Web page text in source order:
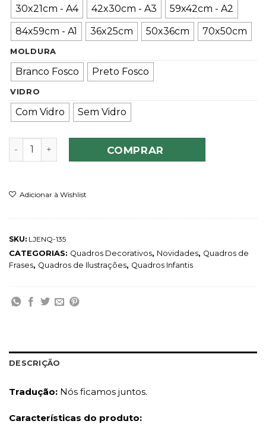
30x21cm - A4 42x30cm - A3
59x42cm - A2
84x59cm - A1
36x25cm 50x36cm 70x50cm
MOLDURA
Branco Fosco Preto Fosco
VIDRO
Com Vidro Sem Vidro
Quadro Cacto Stick Together quantidade
COMPRAR
Adicionar à Wishlist
SKU: LJENQ-135
CATEGORIAS: Quadros Decorativos, Novidades, Quadros de
Frases, Quadros de Ilustrações, Quadros Infantis
DESCRIÇÃO
Tradução: Nós ficamos juntos.
Características do produto: